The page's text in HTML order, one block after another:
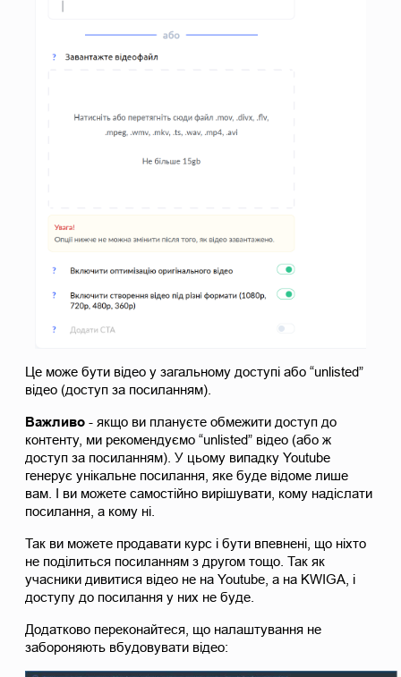
Це може бути відео у загальному доступі або “unlisted”
відео (доступ за посиланням).
Важливо - якщо ви плануєте обмежити доступ до
контенту, ми рекомендуємо “unlisted” відео (або ж
доступ за посиланням). У цьому випадку Youtube
генерує унікальне посилання, яке буде відоме лише
вам. І ви можете самостійно вирішувати, кому надіслати
посилання, а кому ні.
Так ви можете продавати курс і бути впевнені, що ніхто
не поділиться посиланням з другом тощо. Так як
учасники дивитися відео не на Youtube, а на KWIGA, і
доступу до посилання у них не буде.
Додатково переконайтеся, що налаштування не
забороняють вбудовувати відео: